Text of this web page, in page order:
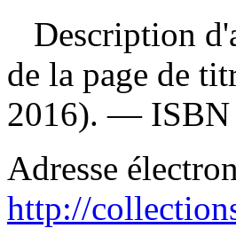
Description
de la page de
2016). — ISBN
Adresse
http://